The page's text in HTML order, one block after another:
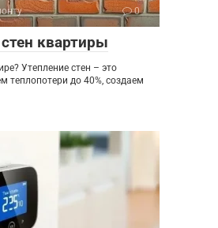
0
квартиры
Утепление стен – это
теплопотери до 40%, создаем